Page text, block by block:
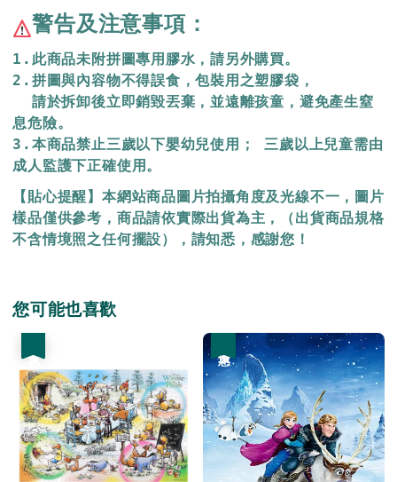
警告及注意事項：
1.此商品未附拼圖專用膠水，請另外購買。
2.拼圖與內容物不得誤食，包裝用之塑膠袋，
  請於拆卸後立即銷毀丟棄，
並遠離孩童，避免產生窒
息危險。
3.本商品禁止三歲以下嬰幼兒使用； 三歲以上兒童需由
成人監護下正確使用。
【貼心提醒】本網站商品圖片拍攝角度及光線不一，圖片
樣品僅供參考，商品請依實際出貨為主，（出貨商品規格
不含情境照之任何擺設），請知悉，感謝您！
您可能也喜歡